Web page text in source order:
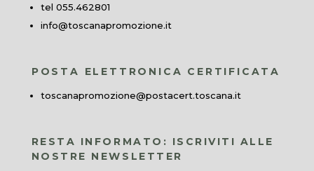
tel 055.462801
info@toscanapromozione.it
POSTA ELETTRONICA CERTIFICATA
toscanapromozione@postacert.toscana.it
RESTA INFORMATO: ISCRIVITI ALLE
NOSTRE NEWSLETTER